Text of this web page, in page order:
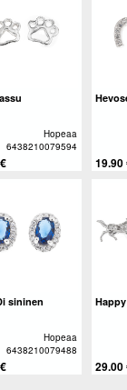
Hopeaa
6438210079594
19.90
sininen
Hopeaa
6438210079488
29.00